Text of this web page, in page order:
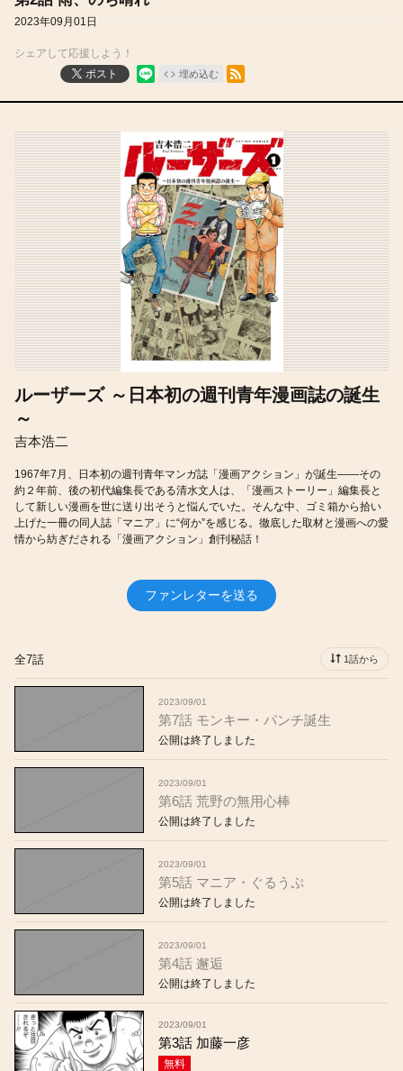
2023年09月01日
シェアして応援しよう！
ポスト
埋め込む
RSSフィード
ルーザーズ ～日本初の週刊青年漫画誌の誕生
～
吉本浩二
1967年7月、日本初の週刊青年マンガ誌「漫画アクション」が誕生――その
約２年前、後の初代編集長である清水文人は、「漫画ストーリー」編集長と
して新しい漫画を世に送り出そうと悩んでいた。そんな中、ゴミ箱から拾い
上げた一冊の同人誌「マニア」に“何か”を感じる。徹底した取材と漫画への愛
情から紡ぎだされる「漫画アクション」創刊秘話！
ファンレターを送る
全7話 1話から
2023/09/01
第7話 モンキー・パンチ誕生
公開は終了しました
2023/09/01
第6話 荒野の無用心棒
公開は終了しました
2023/09/01
第5話 マニア・ぐるうぷ
公開は終了しました
2023/09/01
第4話 邂逅
公開は終了しました
2023/09/01
第3話 加藤一彦
無料